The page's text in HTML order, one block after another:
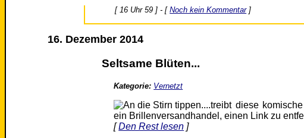
[ 16 Uhr 59 ] - [Noch kein Kommentar]
16. Dezember 2014
Seltsame Blüten...
Kategorie: Vernetzt
...treibt diese komische
ein Brillenversandhandel, einen Link zu
[Den Rest lesen ]